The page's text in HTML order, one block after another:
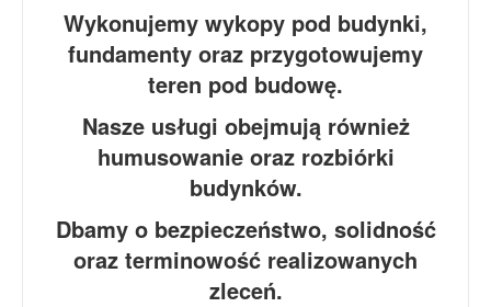
Wykonujemy wykopy pod budynki,
fundamenty oraz przygotowujemy
teren pod budowę.
Nasze usługi obejmują również
humusowanie oraz rozbiórki
budynków.
Dbamy o bezpieczeństwo, solidność
oraz terminowość realizowanych
zleceń.